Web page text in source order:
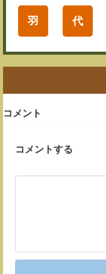
羽 代
コメント
コメントする